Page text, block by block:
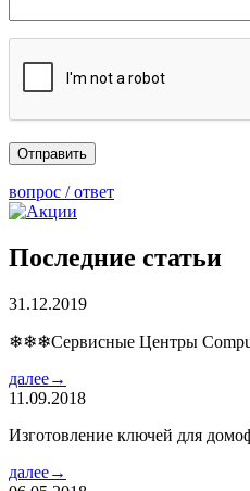
вопрос / ответ
Последние статьи
31.12.2019
❄❄❄Сервисные Центры
далее→
11.09.2018
Изготовление ключей для
далее→